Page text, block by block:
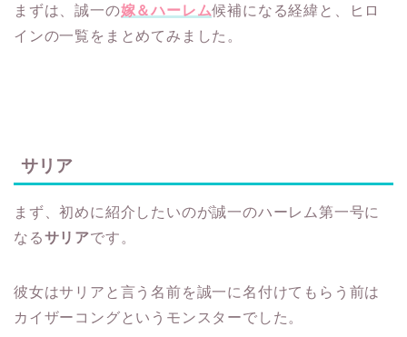
まずは、誠一の嫁＆ハーレム候補になる経緯と、ヒロ
インの一覧をまとめてみました。
サリア
まず、初めに紹介したいのが誠一のハーレム第一号に
なるサリアです。
彼女はサリアと言う名前を誠一に名付けてもらう前は
カイザーコングというモンスターでした。